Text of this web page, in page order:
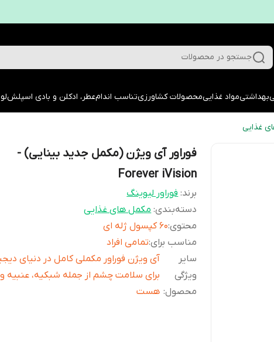
جستجو در محصولات
بهداشتیمواد غذاییمحصولات کشاورزیتناسب اندامعطر، ادکلن و بادی اسپلش
غذایی
فوراور آی ویژن (مکمل جدید بینایی) -
Forever iVision
برند: فوراور لیوینگ
دسته‌بندی:مکمل های غذایی
محتوی:60 کپسول ژله ای
مناسب برای:تمامی افراد
سایر
ویژگی
محصول:
آی ویژن فوراور مکملی کامل در دنیای
برای سلامت چشم از جمله شبکیه، عنبیه و
هست